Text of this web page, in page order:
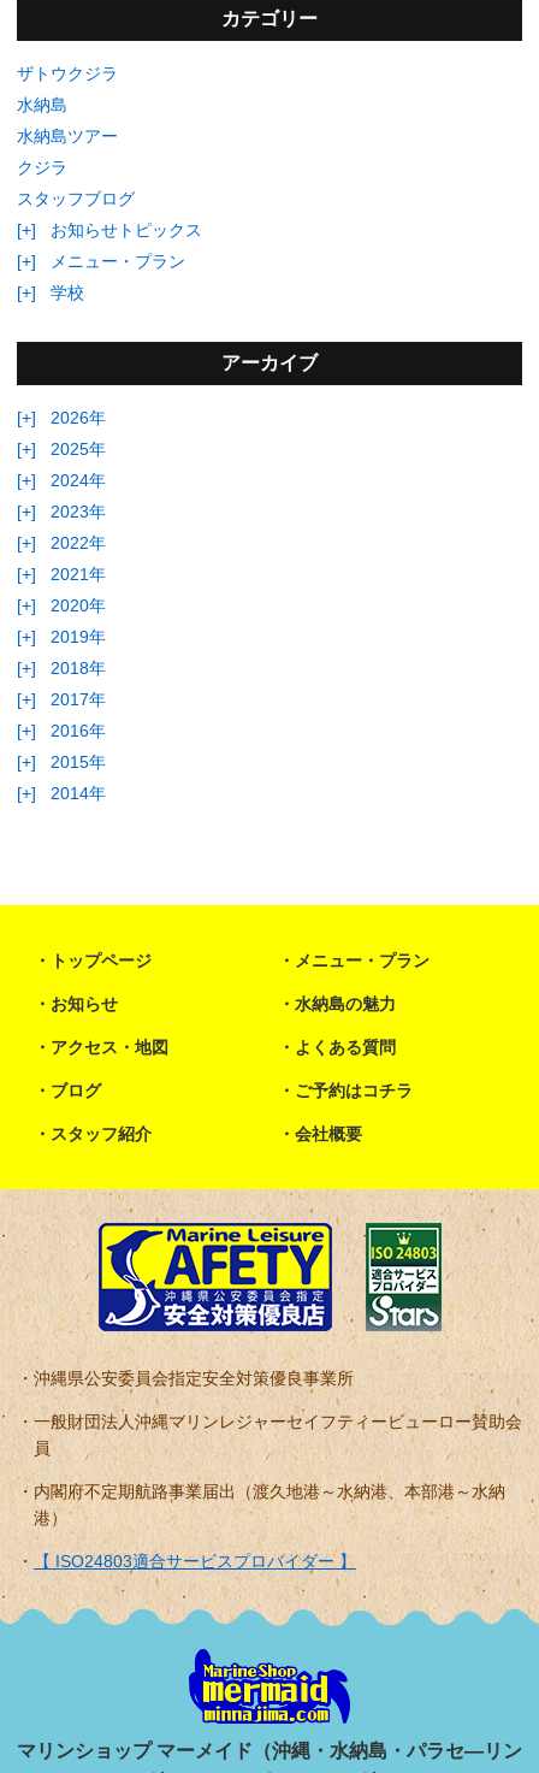
カテゴリー
ザトウクジラ
水納島
水納島ツアー
クジラ
スタッフブログ
[+]
お知らせトピックス
[+]
メニュー・プラン
[+]
学校
アーカイブ
[+]
2026年
[+]
2025年
[+]
2024年
[+]
2023年
[+]
2022年
[+]
2021年
[+]
2020年
[+]
2019年
[+]
2018年
[+]
2017年
[+]
2016年
[+]
2015年
[+]
2014年
トップページ メニュー・プラン
お知らせ 水納島の魅力
アクセス・地図 よくある質問
ブログ ご予約はコチラ
スタッフ紹介 会社概要
沖縄県公安委員会指定安全対策優良事業所
一般財団法人沖縄マリンレジャーセイフティービューロー賛助会
員
内閣府不定期航路事業届出（渡久地港～水納港、本部港～水納
港）
【 ISO24803適合サービスプロバイダー 】
マリンショップ マーメイド（沖縄・水納島・パラセ―リン